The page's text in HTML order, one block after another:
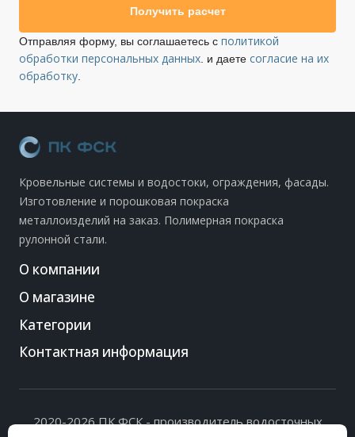
Получить расчет
Отправляя форму, вы соглашаетесь с политикой
обработки персональных данных. и даете согласие на их
обработку.
Кровельные системы и водостоки, ограждения, фасады.
Изготовление и порошковая покраска
металлоизделий на заказ. Полимерная покраска
рулонной стали.
О компании
О магазине
Категории
Контактная информация
2020-2026 ПК ФСК - производитель водосточных